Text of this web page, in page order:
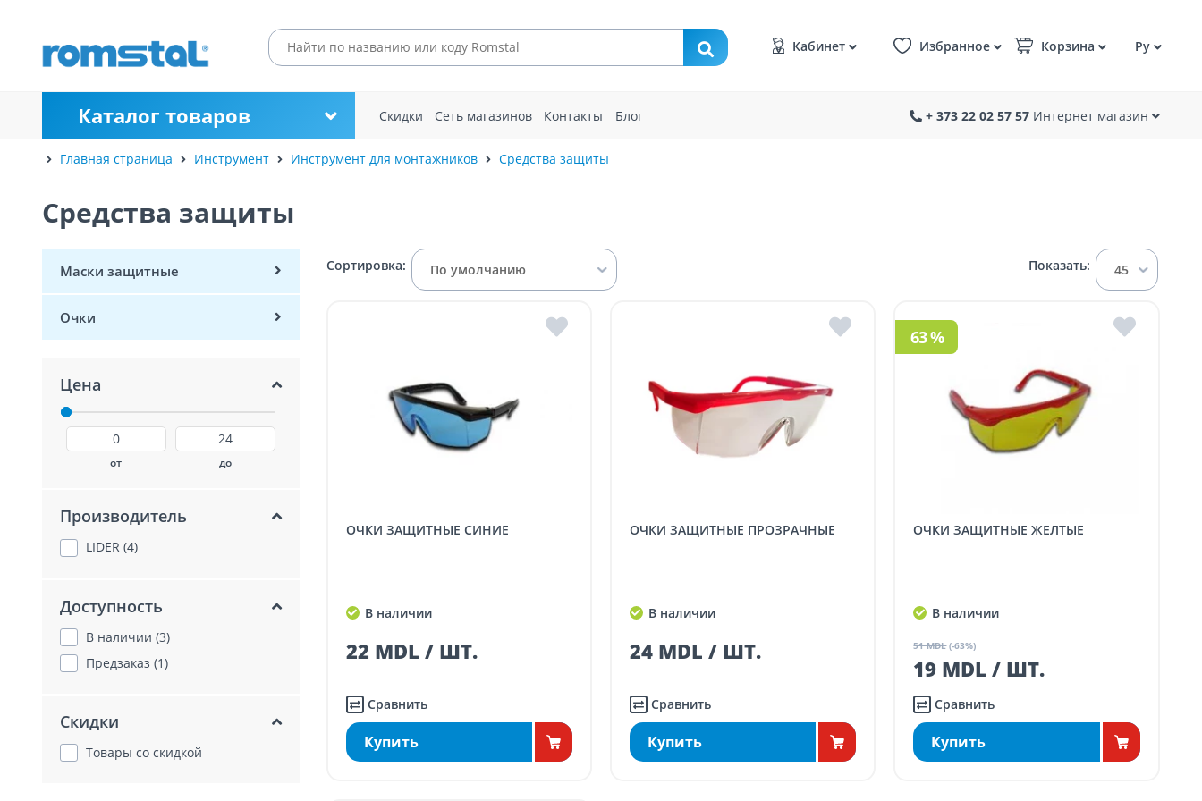
Кабинет Избранное Корзина Ру
Каталог товаров Скидки Сеть магазинов Контакты Блог + 373 22 02 57 57 Интернет магазин
Главная страница Инструмент Инструмент для монтажников Средства защиты
Средства защиты
Маски защитные
Очки
Цена
от до
Производитель
LIDER (4)
Доступность
В наличии (3)
Предзаказ (1)
Скидки
Товары со скидкой
Сортировка: По умолчанию Показать: 45
ОЧКИ ЗАЩИТНЫЕ СИНИЕ
В наличии
22 MDL / ШТ.
Сравнить
Купить
ОЧКИ ЗАЩИТНЫЕ ПРОЗРАЧНЫЕ
В наличии
24 MDL / ШТ.
Сравнить
Купить
ОЧКИ ЗАЩИТНЫЕ ЖЕЛТЫЕ
В наличии
51 MDL(-63%)
19 MDL / ШТ.
63 %
Сравнить
Купить